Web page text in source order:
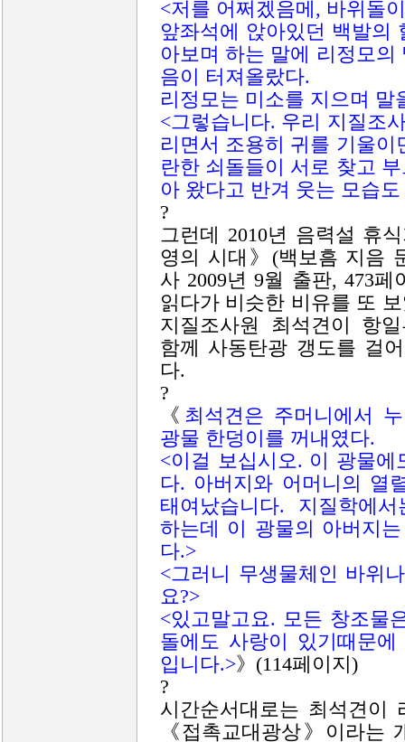
<저를 어쩌겠음메, 바위돌
앞좌석에 앉아있던 백발의
아보며 하는 말에 리정모
음이 터져올랐다.
리정모는 미소를 지으며 말
<그렇습니다. 우리 지질조
리면서 조용히 귀를 기울
란한 쇠돌들이 서로 찾고
아 왔다고 반겨 웃는 모습
?
그런데 2010년 음력설 휴
영의 시대》(백보흠 지음
사 2009년 9월 출판, 473
읽다가 비슷한 비유를 또
지질조사원 최석견이 항
함께 사동탄광 갱도를 걸
다.
?
《 최석견은 주머니에서
광물 한덩이를 꺼내였다.
<이걸 보십시오. 이 광물
다. 아버지와 어머니의 열
태여났습니다. 지질학에
하는데 이 광물의 아버지
다.>
<그러니 무생물체인 바위
요?>
<있고말고요. 모든 창조물
돌에도 사랑이 있기때문
입니다.>》(114페이지)
?
시간순서대로는 최석견이
《접촉교대광상》이라는